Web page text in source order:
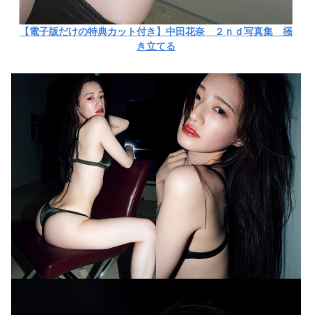
【電子版だけの特典カット付き】中田花奈 ２ｎｄ写真集 掻
き立てる